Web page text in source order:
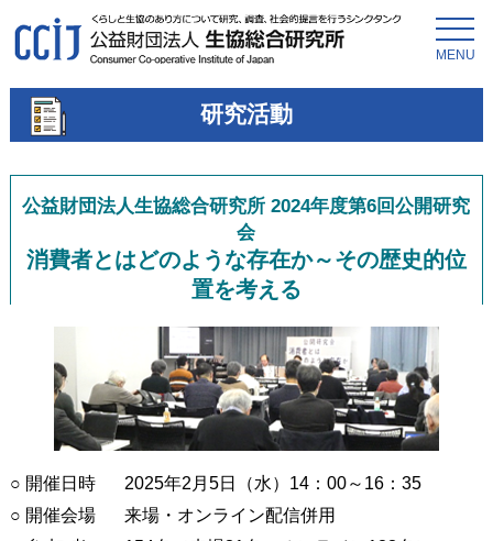
MENU
研究活動
公益財団法人生協総合研究所 2024年度第6回公開研究
会
消費者とはどのような存在か～その歴史的位
置を考える
○ 開催日時
2025年2月5日（水）14：00～16：35
○ 開催会場
来場・オンライン配信併用